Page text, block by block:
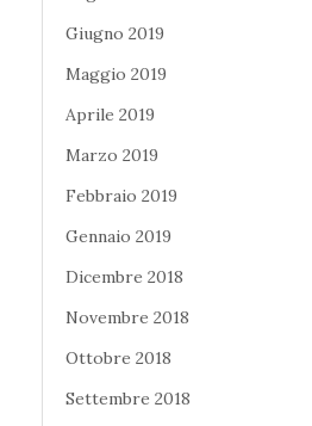
Giugno 2019
Maggio 2019
Aprile 2019
Marzo 2019
Febbraio 2019
Gennaio 2019
Dicembre 2018
Novembre 2018
Ottobre 2018
Settembre 2018